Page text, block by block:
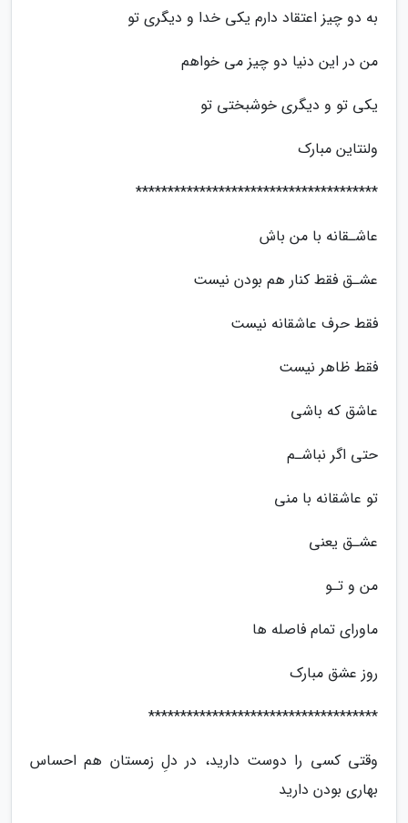
به دو چیز اعتقاد دارم یکی خدا و دیگری تو
من در این دنیا دو چیز می خواهم
یکی تو و دیگری خوشبختی تو
ولنتاین مبارک
**************************************
ﻋﺎﺷـﻘﺎنه ﺑﺎ ﻣﻦ ﺑﺎﺵ
ﻋﺸـﻖ ﻓﻘﻂ ﮐﻨﺎﺭ ﻫﻢ ﺑﻮﺩﻥ ﻧﯿﺴﺖ
ﻓﻘﻂ ﺣﺮﻑ ﻋﺎﺷﻘﺎﻧﻪ ﻧﯿﺴﺖ
ﻓﻘﻂ ﻇﺎﻫﺮ ﻧﯿﺴﺖ
ﻋﺎﺷﻖ که ﺑﺎشی
حتی ﺍﮔﺮ ﻧﺒﺎﺷـم
ﺗﻮ ﻋﺎﺷﻘﺎنه ﺑﺎ منی
ﻋﺸـﻖ یعنی
ﻣﻦ ﻭ ﺗـﻮ
ﻣﺎﻭﺭﺍی ﺗﻤﺎﻡ ﻓﺎصله ها
روز عشق مبارک
************************************
وقتی کسی را دوست دارید، در دلِ زمستان هم احساس
بهاری بودن دارید